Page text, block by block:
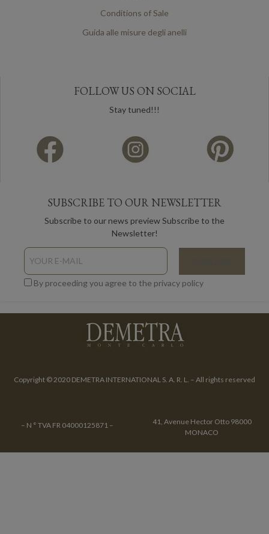
Conditions of Sale
Guida alle misure degli anelli
FOLLOW US ON SOCIAL
Stay tuned!!!
SUBSCRIBE TO OUR NEWSLETTER
Subscribe to our news preview Subscribe to the
Newsletter!
By proceeding you agree to the privacy policy
Copyright © 2020 DEMETRA INTERNATIONAL S. A. R. L. – All rights reserved
– N ° TVA FR 04000125871 –
41, Avenue Hector Otto 98000
MONACO